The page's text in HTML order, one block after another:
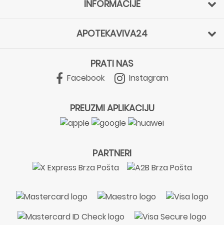
INFORMACIJE
APOTEKAVIVA24
PRATI NAS
Facebook Instagram
PREUZMI APLIKACIJU
PARTNERI